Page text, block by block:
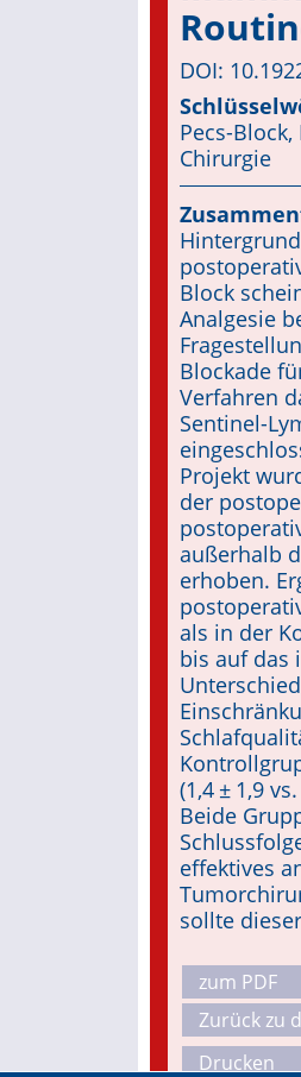
DOI:
Pecs-
Chirurgie
Block
Analgesie
Blockade
Verfahren
Sentinel-
Projekt
der
außerhalb
erhoben.
als in der
bis auf das
(1,4 ± 1,9
Beide
effektives
sollte
zum PDF
Zurück zu
Drucken